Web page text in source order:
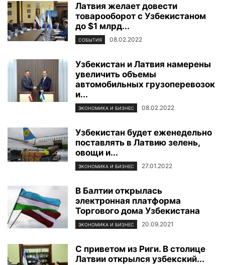
Латвия желает довести
товарооборот с Узбекистаном
до $1 млрд...
СОБЫТИЯ 08.02.2022
Узбекистан и Латвия намерены
увеличить объемы
автомобильных грузоперевозок
и...
ЭКОНОМИКА И БИЗНЕС 08.02.2022
Узбекистан будет еженедельно
поставлять в Латвию зелень,
овощи и...
ЭКОНОМИКА И БИЗНЕС 27.01.2022
В Балтии открылась
электронная платформа
Торгового дома Узбекистана
ЭКОНОМИКА И БИЗНЕС 20.09.2021
С приветом из Риги. В столице
Латвии открылся узбекский...